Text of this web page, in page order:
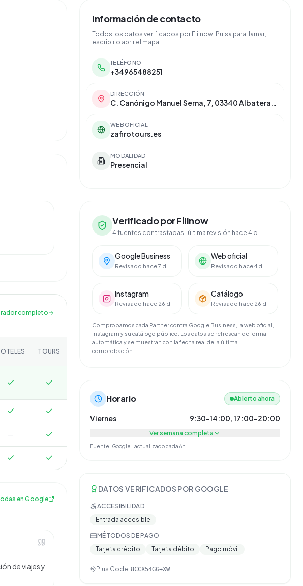
completo
TOURS
—
en Google
de viajes y
Información de contacto
Todos los datos verificados por Fliinow. Pulsa para llamar,
escribir o abrir el mapa.
TELÉFONO
+34965488251
DIRECCIÓN
C. Canónigo Manuel Serna, 7, 03340 Albatera, Alicante
WEB OFICIAL
zafirotours.es
MODALIDAD
Presencial
Verificado por Fliinow
4 fuentes contrastadas · última revisión hace 4 d.
Google Business
Revisado hace 7 d.
Web oficial
Revisado hace 4 d.
Instagram
Revisado hace 26 d.
Catálogo
Revisado hace 26 d.
Comprobamos cada Partner contra Google Business, la web oficial,
Instagram y su catálogo público. Los datos se refrescan de forma
automática y se muestran con la fecha real de la última
comprobación.
Horario Abierto ahora
Viernes 9:30–14:00, 17:00–20:00
Ver semana completa
Fuente: Google · actualizado cada 6h
DATOS VERIFICADOS POR GOOGLE
ACCESIBILIDAD
Entrada accesible
MÉTODOS DE PAGO
Tarjeta crédito
Tarjeta débito Pago móvil
Plus Code: 8CCX54GG+XW